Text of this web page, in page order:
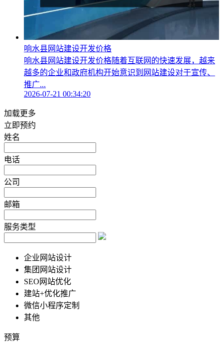
响水县网站建设开发价格
响水县网站建设开发价格随着互联网的快速发展，越来
越多的企业和政府机构开始意识到网站建设对于宣传、
推广...
2026-07-21 00:34:20
加载更多
立即预约
姓名
电话
公司
邮箱
服务类型
企业网站设计
集团网站设计
SEO网站优化
建站+优化推广
微信小程序定制
其他
预算